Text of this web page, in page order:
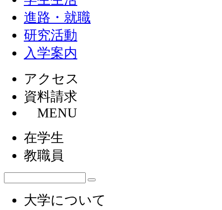
進路・就職
研究活動
入学案内
アクセス
資料請求
MENU
在学生
教職員
大学について